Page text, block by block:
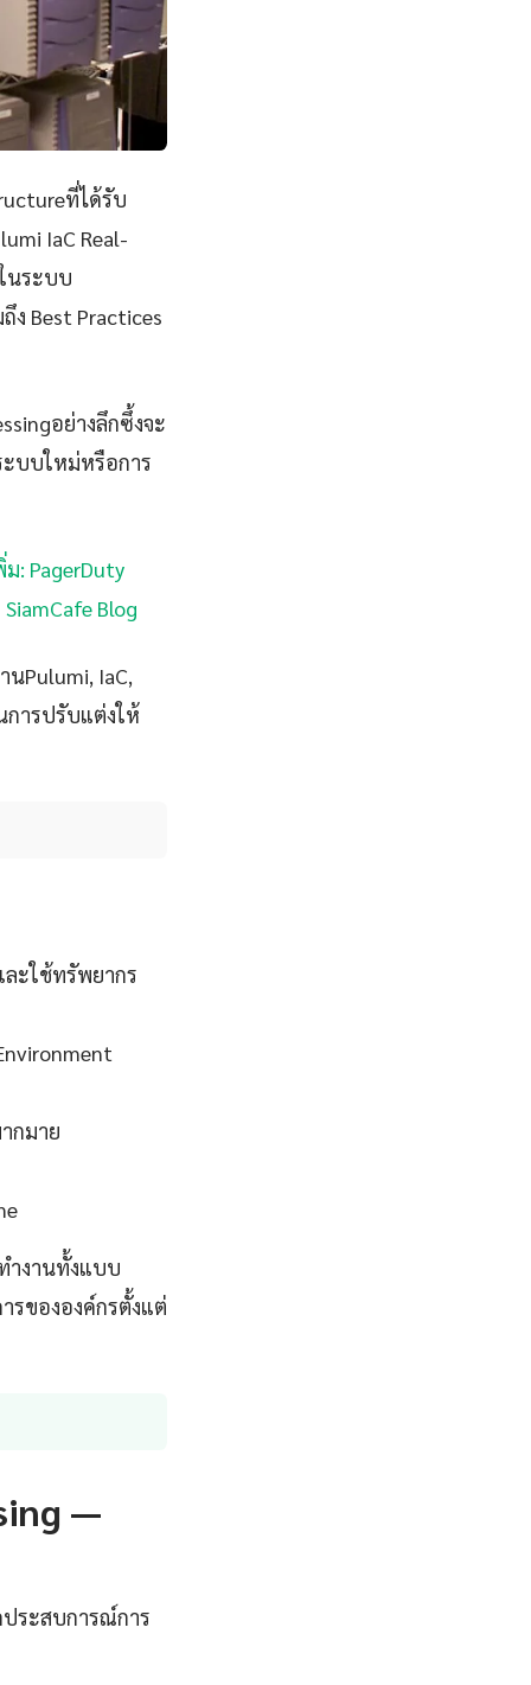
ที่ได้รับ
IaC Real-
นระบบ
Best Practices
อย่างลึกซึ้งจะ
บบใหม่หรือการ
: PagerDuty
Blog
Pulumi, IaC,
การปรับแต่งให้
ะใช้ทรัพยากร
กมาย
ำงานทั้งแบบ
รขององค์กรตั้งแต่
—
ประสบการณ์การ